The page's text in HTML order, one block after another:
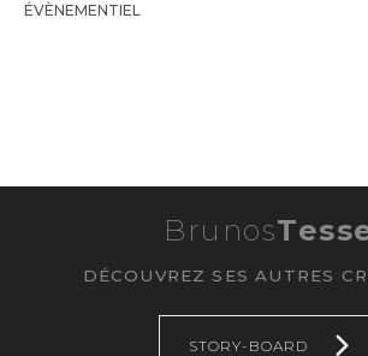
ÉVÈNEMENTIEL
Brunos
DÉCOUVREZ SES AUTRES
STORY-BOARD